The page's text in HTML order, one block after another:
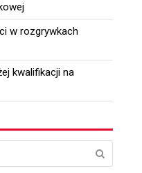
w rozgrywkach
kwalifikacji na